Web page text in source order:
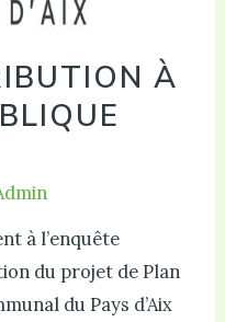
À
à l’enquête
du projet de Plan
du Pays d’Aix